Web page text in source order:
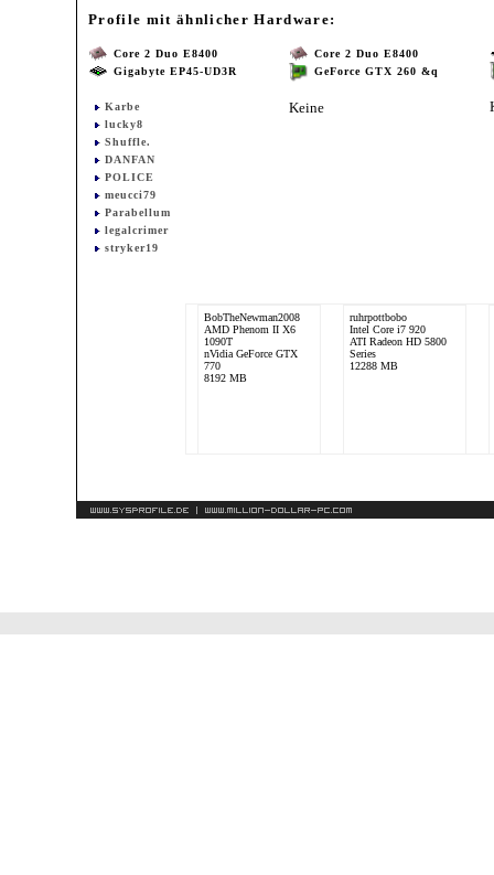
Profile mit ähnlicher Hardware:
Core 2 Duo E8400
Gigabyte EP45-UD3R
Karbe
lucky8
Shuffle.
DANFAN
POLICE
meucci79
Parabellum
legalcrimer
stryker19
Core 2 Duo E8400
GeForce GTX 260 &q
Keine
BobTheNewman2008
AMD Phenom II X6
1090T
nVidia GeForce GTX
770
8192 MB
ruhrpottbobo
Intel Core i7 920
ATI Radeon HD 5800
Series
12288 MB
ASUS ROG Strix
GeForce® GTX 1070